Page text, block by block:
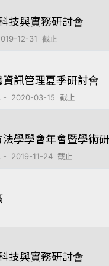
技與實務研討會
12-31 截止
訊管理夏季研討會
- 2020-03-15 截止
法學學會年會暨學術
- 2019-11-24 截止
技與實務研討會